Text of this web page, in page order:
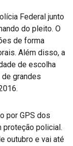
Federal junto
do pleito. O
de forma
Além disso, a
de escolha
grandes
por GPS dos
proteção policial.
outubro e vai até